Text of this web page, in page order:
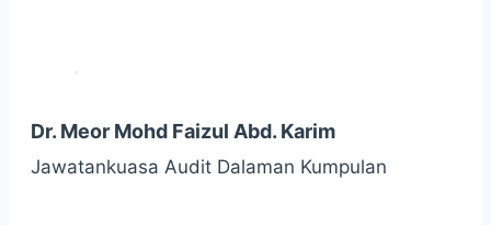
Dr. Meor Mohd Faizul Abd. Karim
Jawatankuasa Audit Dalaman Kumpulan